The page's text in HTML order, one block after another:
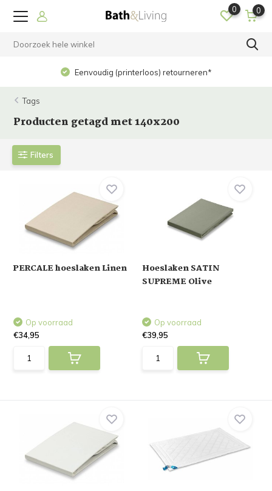
0 0
Op werkdagen voor 15.00 uur besteld? Dezelfde dag
verzonden!
Tags
Producten getagd met 140x200
Filters
PERCALE hoeslaken Linen
Op voorraad
€34,95
Hoeslaken SATIN
SUPREME Olive
Op voorraad
€39,95